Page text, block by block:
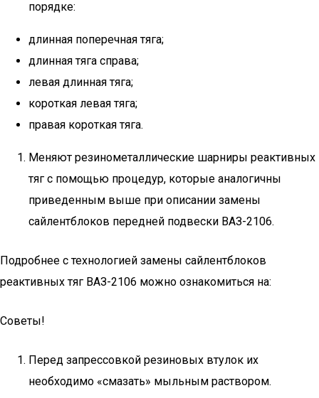
порядке:
длинная поперечная тяга;
длинная тяга справа;
левая длинная тяга;
короткая левая тяга;
правая короткая тяга.
Меняют резинометаллические шарниры реактивных
тяг с помощью процедур, которые аналогичны
приведенным выше при описании замены
сайлентблоков передней подвески ВАЗ-2106.
Подробнее с технологией замены сайлентблоков
реактивных тяг ВАЗ-2106 можно ознакомиться на:
Советы!
Перед запрессовкой резиновых втулок их
необходимо «смазать» мыльным раствором.